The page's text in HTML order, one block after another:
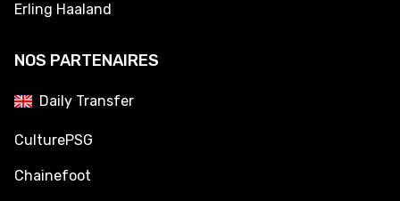
Erling Haaland
NOS PARTENAIRES
Daily Transfer
CulturePSG
Chainefoot